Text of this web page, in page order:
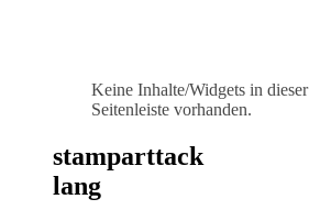
Keine Inhalte/Widgets in dieser
Seitenleiste vorhanden.
stamparttack
lang